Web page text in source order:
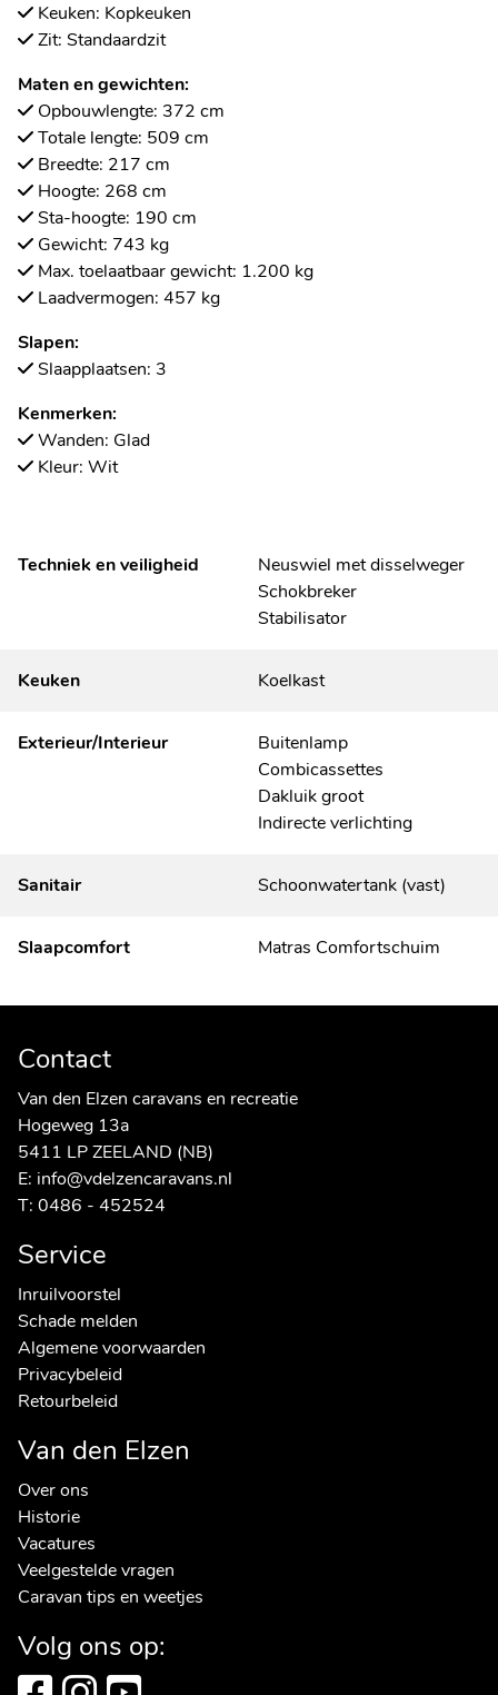
Keuken: Kopkeuken
Zit: Standaardzit
Maten en gewichten:
Opbouwlengte: 372 cm
Totale lengte: 509 cm
Breedte: 217 cm
Hoogte: 268 cm
Sta-hoogte: 190 cm
Gewicht: 743 kg
Max. toelaatbaar gewicht: 1.200 kg
Laadvermogen: 457 kg
Slapen:
Slaapplaatsen: 3
Kenmerken:
Wanden: Glad
Kleur: Wit
Techniek en veiligheid
Neuswiel met disselweger
Schokbreker
Stabilisator
Keuken Koelkast
Exterieur/Interieur
Buitenlamp
Combicassettes
Dakluik groot
Indirecte verlichting
Sanitair Schoonwatertank (vast)
Slaapcomfort Matras Comfortschuim
Contact
Van den Elzen caravans en recreatie
Hogeweg 13a
5411 LP ZEELAND (NB)
E: info@vdelzencaravans.nl
T: 0486 - 452524
Service
Inruilvoorstel
Schade melden
Algemene voorwaarden
Privacybeleid
Retourbeleid
Van den Elzen
Over ons
Historie
Vacatures
Veelgestelde vragen
Caravan tips en weetjes
Volg ons op: